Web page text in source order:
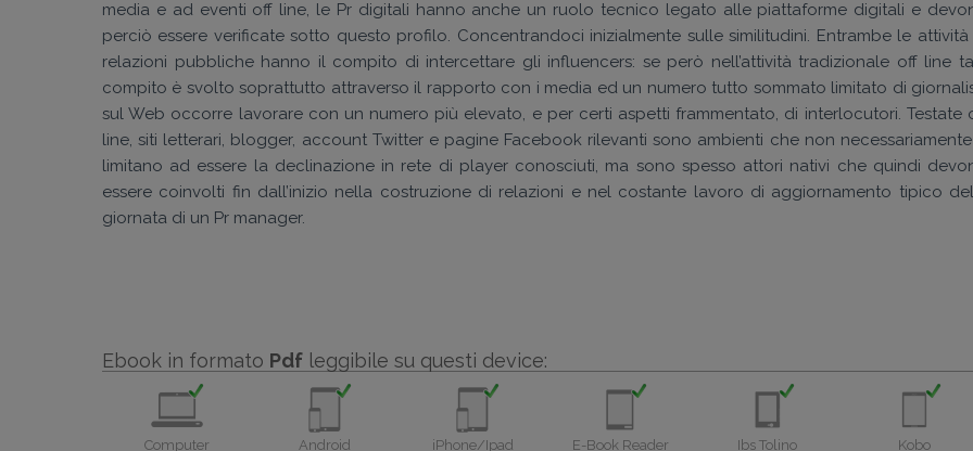
media e ad eventi off line, le Pr digitali hanno anche un ruolo tecnico legato alle piattaforme digitali e
perciò essere verificate sotto questo profilo. Concentrandoci inizialmente sulle similitudini. Entrambe le attività
relazioni pubbliche hanno il compito di intercettare gli influencers: se però nell’attività tradizionale off line
compito è svolto soprattutto attraverso il rapporto con i media ed un numero tutto sommato limitato di
sul Web occorre lavorare con un numero più elevato, e per certi aspetti frammentato, di interlocutori. Testate
line, siti letterari, blogger, account Twitter e pagine Facebook rilevanti sono ambienti che non necessariamente
limitano ad essere la declinazione in rete di player conosciuti, ma sono spesso attori nativi che quindi
essere coinvolti fin dall’inizio nella costruzione di relazioni e nel costante lavoro di aggiornamento tipico
giornata di un Pr manager.
Ebook in formato Pdf leggibile su questi device:
Computer
Android
iPhone/Ipad
E-Book Reader Ibs Tolino Kobo